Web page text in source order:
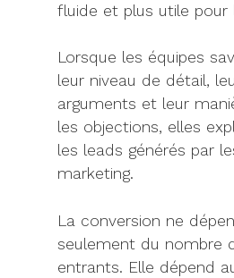
fluide et plus utile pour
Lorsque les équipes
leur niveau de détail,
arguments et leur
les objections, elles
les leads générés par
marketing.
La conversion ne
seulement du nombre
entrants. Elle dépend